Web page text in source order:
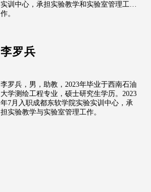
实训中心，承担实验教学和实验室管理工
作。
李罗兵
李罗兵，男，助教，2023年毕业于西南石油
大学测绘工程专业，硕士研究生学历。2023
年7月入职成都东软学院实验实训中心，承
担实验教学与实验室管理工作。